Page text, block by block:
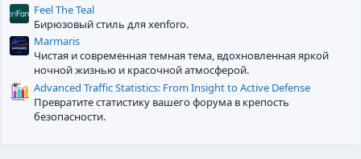
Feel The Teal
Бирюзовый стиль для xenforo.
Marmaris
Чистая и современная темная тема, вдохновленная яркой
ночной жизнью и красочной атмосферой.
Advanced Traffic Statistics: From Insight to Active Defense
Превратите статистику вашего форума в крепость
безопасности.